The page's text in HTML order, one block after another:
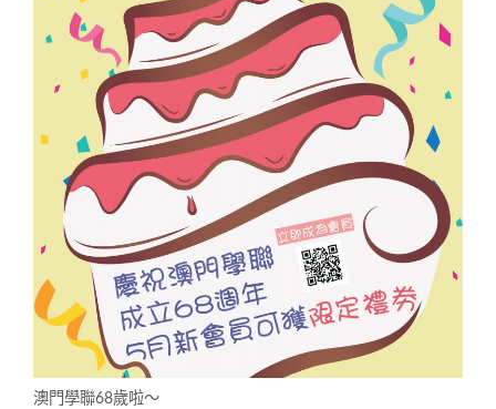
澳門學聯68歲啦～